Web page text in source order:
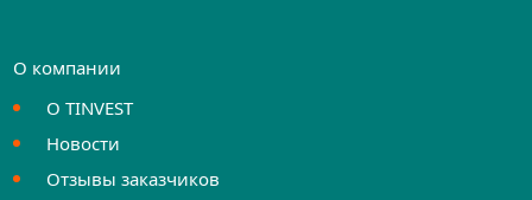
О компании
О TINVEST
Новости
Отзывы заказчиков